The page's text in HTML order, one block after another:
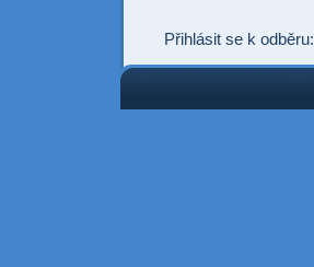
Přihlásit se k odběru: